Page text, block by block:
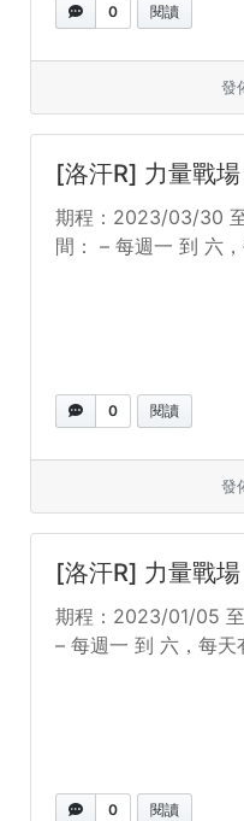
0 閱讀
發
[洛汗R] 力量戰
期程：2023/03/30
間： – 每週一 到 六
0 閱讀
發
[洛汗R] 力量戰
期程：2023/01/05
– 每週一 到 六，每天
0 閱讀